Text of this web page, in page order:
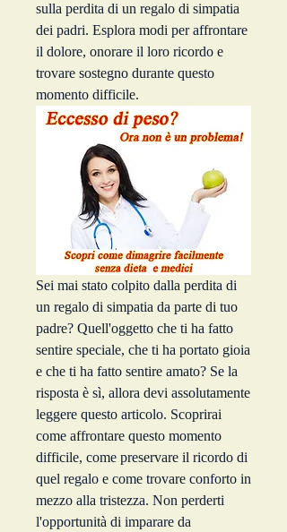
sulla perdita di un regalo di simpatia
dei padri. Esplora modi per affrontare
il dolore, onorare il loro ricordo e
trovare sostegno durante questo
momento difficile.
Sei mai stato colpito dalla perdita di
un regalo di simpatia da parte di tuo
padre? Quell'oggetto che ti ha fatto
sentire speciale, che ti ha portato gioia
e che ti ha fatto sentire amato? Se la
risposta è sì, allora devi assolutamente
leggere questo articolo. Scoprirai
come affrontare questo momento
difficile, come preservare il ricordo di
quel regalo e come trovare conforto in
mezzo alla tristezza. Non perderti
l'opportunità di imparare da